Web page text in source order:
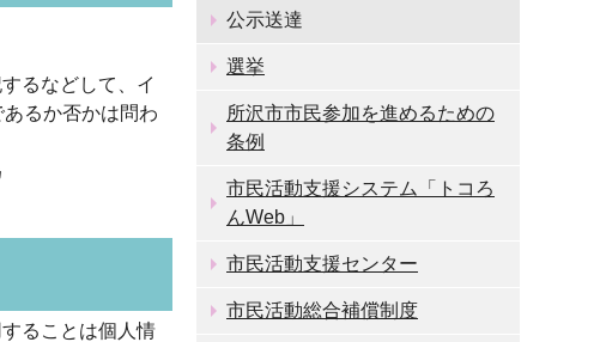
るなどして、イ
るか否かは問わ
ることは個人情
公示送達
選挙
所沢市市民参加を進めるための
条例
市民活動支援システム「トコろ
んWeb」
市民活動支援センター
市民活動総合補償制度